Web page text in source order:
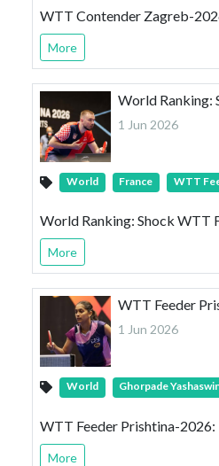
WTT Contender Zagreb-
More
World Ranking:
1 Jun 2026
World France WTT
World Ranking: Shock WTT
More
WTT Feeder
1 Jun 2026
World Ghorpade
WTT Feeder Prishtina-2026:
More